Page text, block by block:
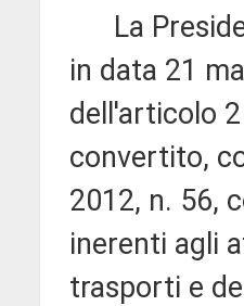
La
in data 21
dell'articolo
convertito,
2012, n. 56,
inerenti agli
trasporti e